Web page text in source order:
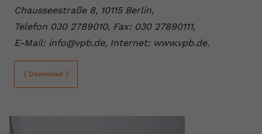
Chausseestraße 8, 10115 Berlin,
Telefon 030 2789010, Fax: 030 27890111,
E-Mail: info@vpb.de, Internet: www.vpb.de.
[ Download ]